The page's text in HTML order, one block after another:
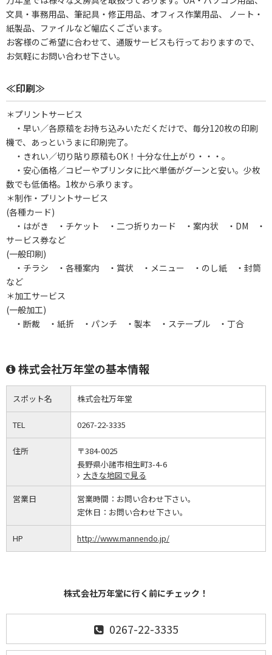
文具・事務用品、筆記具・修正用品、オフィス作業用品、 ノート・
紙製品、ファイルなど幅広くございます。
お客様のご希望に合わせて、通販サービスも行っておりますので、
お気軽にお問い合わせ下さい。
≪印刷≫
＊プリントサービス
・早い／各原稿をお持ち込みいただくだけで、毎分120枚の印刷
機で、あっというまに印刷完了。
・きれい／切り貼り原稿もOK！十分な仕上がり・・・。
・安心価格／コピーやプリンタに比べ単価がグーンと安い。少枚
数でも低価格。1枚から承ります。
＊制作・プリントサービス
(各種カード)
・はがき ・チケット ・二つ折りカード ・案内状 ・DM ・
サービス券など
(一般印刷)
・チラシ ・各種案内 ・賞状 ・メニュー ・のし紙 ・封筒
など
＊加工サービス
(一般加工)
・断裁 ・紙折 ・パンチ ・製本 ・ステープル ・丁合
株式会社万年堂の基本情報
スポット名 株式会社万年堂
TEL 0267-22-3335
住所
〒384-0025
長野県小諸市相生町3-4-6
大きな地図で見る
営業日 営業時間： お問い合わせ下さい。
定休日： お問い合わせ下さい。
HP http://www.mannendo.jp/
株式会社万年堂に行く前にチェック！
0267-22-3335